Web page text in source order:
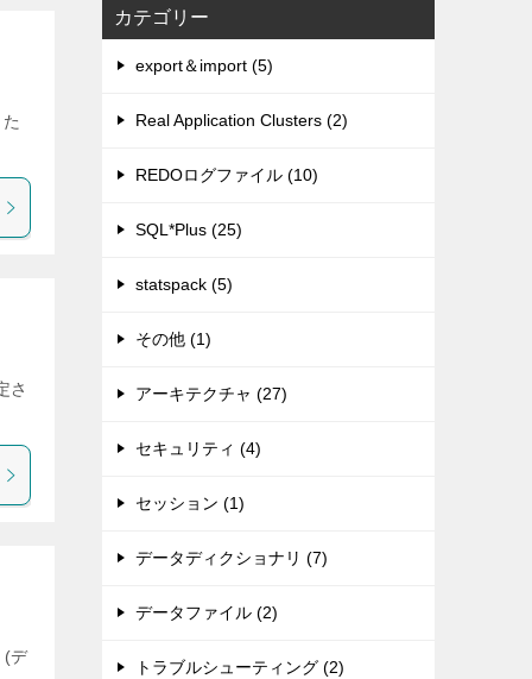
さ
(デ
カテゴリー
export＆import (5)
Real Application Clusters (2)
REDOログファイル (10)
SQL*Plus (25)
statspack (5)
その他 (1)
アーキテクチャ (27)
セキュリティ (4)
セッション (1)
データディクショナリ (7)
データファイル (2)
トラブルシューティング (2)